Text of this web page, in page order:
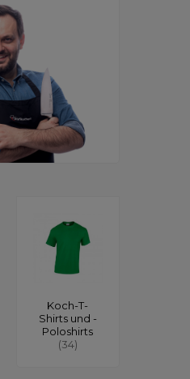
Koch-T-
Shirts und -
Poloshirts
(34)